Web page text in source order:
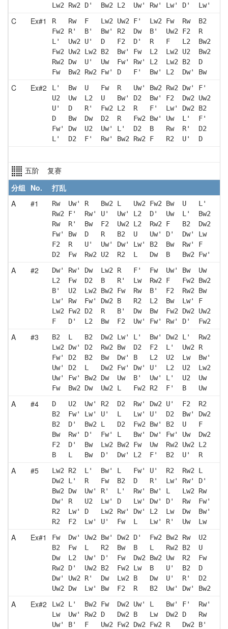
Lw2 Rw2 D'  Bw2 L2  Uw' Rw' Lw' D'  Lw'
C Ex#1
R   Rw  F   Lw2 Uw2 F'  Lw2 Fw  Rw  B2
Fw2 R'  B'  Bw' R2  Dw  B'  Uw2 F2  R
L'  Uw2 U'  D   F2  D'  R   F   L2  Bw2
Fw2 Uw2 Lw2 B2  Bw' Fw  L2  Lw2 U2  Bw2
Rw2 Dw  U'  Uw  Fw' Rw' L2  Lw2 B2  D
Fw  Bw2 Rw2 Fw' D   F'  Bw' L2  Dw' Bw
C Ex#2
L'  Bw  U   Fw  R   Uw' Bw2 Rw2 Dw' F'
U2  Uw  L2  U   Bw' D2  Bw' F2  Dw2 Uw2
U'  D   R'  Fw2 L2  R   F'  Lw' Dw2 B2
D   Bw  Dw  D2  R   Fw2 Bw' Uw  L'  F'
Fw' Dw  U2  Uw' L'  D2  B   Rw  R'  D2
L'  D2  F'  Rw' Bw2 Rw2 F   R2  U'  D
五阶 复赛
分组 No.
打乱
A
#1
Rw  Uw' R   Bw2 L   Uw2 Fw2 Bw  U   L'
Rw2 F'  Rw' U'  Uw' L2  D'  Uw  L'  Bw2
Rw  R'  Bw  F2  Uw2 L2  Rw2 F   B2  Dw2
Fw' Bw  D   R   B2  U   Uw' D'  Dw' Lw
F2  R   U'  Uw' Dw' Lw' B2  Bw  Rw' F
D2  Fw  Rw2 U2  R2  L   Dw  B   Bw2 Fw'
A #2
Dw' Rw' Dw  Lw2 R   F'  Fw  Uw' Bw  Uw
L2  Fw  D2  B   R'  Lw  Rw2 F   Fw2 Bw2
B'  U2  Lw2 Bw2 Fw  Rw  B'  F2  Rw2 Bw
Lw' Rw  Fw' Dw2 B   R2  L2  Bw  Lw' F
Lw2 Fw2 D2  R   B'  Dw  Bw  Fw2 Dw2 Uw2
F   D'  L2  Bw  F2  Uw' Fw' Rw' D'  Fw2
A #3
B2  L   B2  Dw2 Lw' L'  Bw' Dw2 L'  Rw2
Lw2 Dw' D2  Rw2 Bw  D2  F2  L'  Uw2 R
Fw' D2  B2  Bw  Dw' B   L2  U2  Lw  Bw'
Uw' D2  L   Dw2 Fw' Dw' U'  L2  U2  Lw2
Uw' Fw' Bw2 Dw  Uw  B'  Uw' L'  U2  Uw
Fw  Bw2 Dw  Uw2 L   Fw2 R2  F'  B   Uw
A #4
D   U2  Uw' R2  D2  Rw' Dw2 U'  F2  R2
B2  Fw' Lw' U'  L   Lw' U'  D2  Bw' Dw2
B2  D'  Bw2 L   D2  Fw2 Bw' B2  U   F
Bw  Rw' D'  Fw' L   Bw' Dw' Fw' Uw  Dw2
F2  D'  Bw  Lw2 Bw2 Fw  Uw  Rw2 Uw2 L2
B   L   Bw  D'  Dw' L2  F'  B2  U'  R
A #5
Lw2 R2  L'  Bw' L   Fw' U'  R2  Rw2 L
Dw2 L'  R   Fw  B2  D   R'  Lw' Rw' D'
Bw2 Dw  Uw' R'  L'  Rw' Bw' L   Lw2 Rw
Dw' R   U2  Lw' D   Lw' Dw' D'  Rw  Fw'
R2  Lw' D   Lw2 Rw' Dw' L2  Lw  Dw  Bw'
R2  F2  Lw' U'  Fw  L   Lw' R'  Uw  Lw
A Ex#1
Fw  Dw' Uw2 Bw' Dw2 D'  Fw2 Bw2 Rw  U2
B2  Fw  L   R2  Bw  B   L   Rw2 B2  U
Dw  L2  Uw' D'  Fw  Dw2 Bw2 Uw  R2  Fw
Rw2 D'  Uw2 B2  Fw2 Lw  B   U'  B2  D
Dw' Uw2 R'  Dw  Lw2 B   Dw  U'  R'  D2
Uw2 Dw  Lw' Bw  F2  R   B2  Uw' Dw' Bw2
A Ex#2
Lw2 L'  Bw2 Fw  Dw2 Uw' L   Bw' F'  Rw'
Lw  Uw' Rw2 D   Dw2 B   Lw  Dw2 D   Rw
Uw' B'  F   Uw2 Fw2 Dw2 Fw2 R   Dw2 B'